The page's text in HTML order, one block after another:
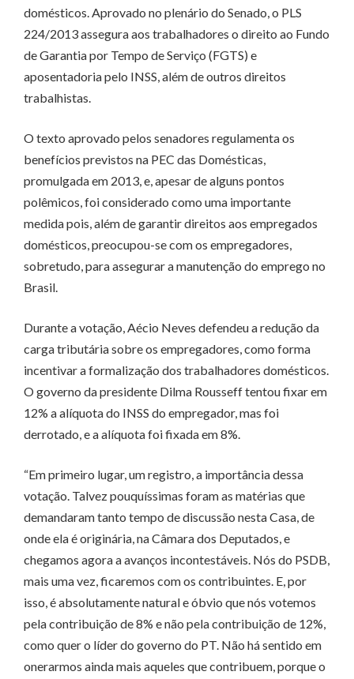
domésticos. Aprovado no plenário do Senado, o PLS
224/2013 assegura aos trabalhadores o direito ao Fundo
de Garantia por Tempo de Serviço (FGTS) e
aposentadoria pelo INSS, além de outros direitos
trabalhistas.
O texto aprovado pelos senadores regulamenta os
benefícios previstos na PEC das Domésticas,
promulgada em 2013, e, apesar de alguns pontos
polêmicos, foi considerado como uma importante
medida pois, além de garantir direitos aos empregados
domésticos, preocupou-se com os empregadores,
sobretudo, para assegurar a manutenção do emprego no
Brasil.
Durante a votação, Aécio Neves defendeu a redução da
carga tributária sobre os empregadores, como forma
incentivar a formalização dos trabalhadores domésticos.
O governo da presidente Dilma Rousseff tentou fixar em
12% a alíquota do INSS do empregador, mas foi
derrotado, e a alíquota foi fixada em 8%.
“Em primeiro lugar, um registro, a importância dessa
votação. Talvez pouquíssimas foram as matérias que
demandaram tanto tempo de discussão nesta Casa, de
onde ela é originária, na Câmara dos Deputados, e
chegamos agora a avanços incontestáveis. Nós do PSDB,
mais uma vez, ficaremos com os contribuintes. E, por
isso, é absolutamente natural e óbvio que nós votemos
pela contribuição de 8% e não pela contribuição de 12%,
como quer o líder do governo do PT. Não há sentido em
onerarmos ainda mais aqueles que contribuem, porque o